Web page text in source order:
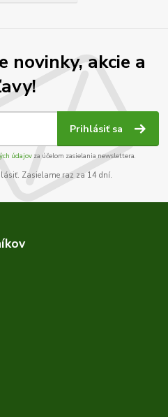
novinky, akcie a
Prihlásiť sa
údajov za účelom zasielania newslettera.
Zasielame raz za 14 dní.